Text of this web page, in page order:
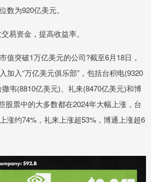
数为920亿美元。
易资金，提高收益率。
值突破1万亿美元的公司?截至6月18日，
加入“万亿美元俱乐部”，包括台积电(9320
韦(8810亿美元)、礼来(8470亿美元)和博
股票中的大多数都在2024年大幅上涨，台
涨约74%，礼来上涨超53%，博通上涨超6